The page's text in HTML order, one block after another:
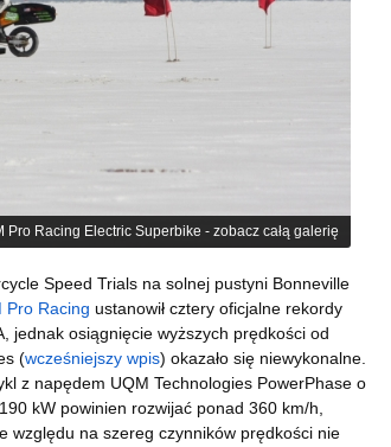
Pro Racing Electric Superbike - zobacz całą galerię
Speed Trials na solnej pustyni Bonneville
Pro Racing ustanowił cztery oficjalne rekordy
jednak osiągnięcie wyższych prędkości od
(wcześniejszy wpis) okazało się niewykonalne.
z napędem UQM Technologies PowerPhase o
kW powinien rozwijać ponad 360 km/h,
względu na szereg czynników prędkości nie